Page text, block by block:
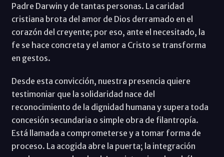
Padre Darwin y de tantas personas. La caridad
cristiana brota del amor de Dios derramado en el
corazón del creyente; por eso, ante el necesitado, la
fe se hace concreta y el amor a Cristo se transforma
en gestos.
Desde esta convicción, nuestra presencia quiere
testimoniar que la solidaridad nace del
reconocimiento de la dignidad humana y supera toda
concesión secundaria o simple obra de filantropía.
Está llamada a comprometerse y a tomar forma de
proceso. La acogida abre la puerta; la integración